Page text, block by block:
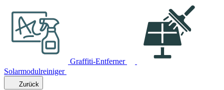
Graffiti-Entferner
Solarmodulreiniger
Zurück